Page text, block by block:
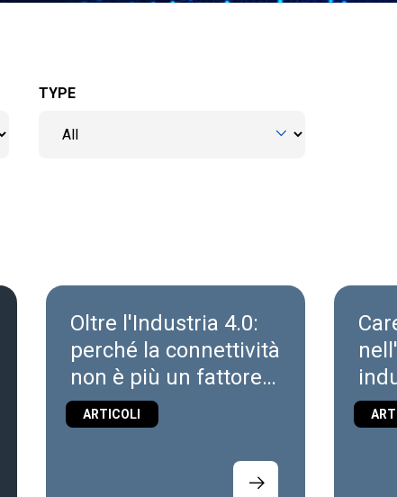
TYPE
Oltre l'Industria 4.0:
perché la connettività
non è più un fattore
di differenziazione
nell'automazione
ARTICOLI